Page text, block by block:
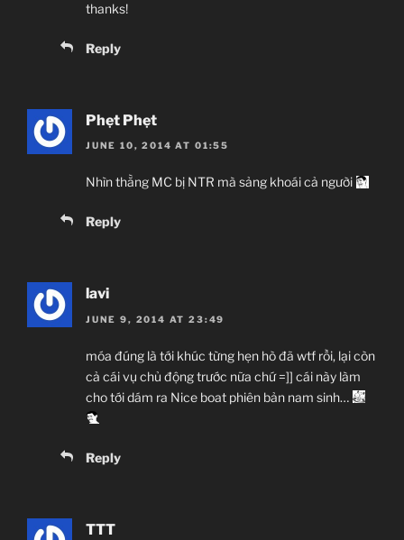
thanks!
Reply
Phẹt Phẹt
JUNE 10, 2014 AT 01:55
Nhìn thằng MC bị NTR mà sảng khoái cả người
Reply
lavi
JUNE 9, 2014 AT 23:49
móa đúng là tới khúc từng hẹn hò đã wtf rồi, lại còn
cả cái vụ chủ động trước nữa chứ =]] cái này làm
cho tới dám ra Nice boat phiên bản nam sinh…
Reply
TTT